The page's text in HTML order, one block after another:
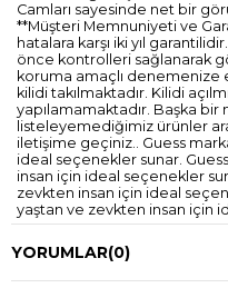
Camları sayesinde net bir
**Müşteri Memnuniyeti ve
hatalara karşı iki yıl
önce kontrolleri sağlanarak
koruma amaçlı
kilidi takılmaktadır. Kilidi
yapılamamaktadır. Başka bir
listeleyemediğimiz ürünler
iletişime geçiniz.. Guess
ideal seçenekler sunar.
insan için ideal seçenekler
zevkten insan için ideal
yaştan ve zevkten insan için
YORUMLAR(0)